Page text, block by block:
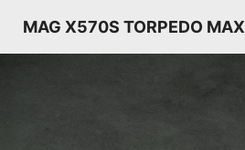
MAG X570S TORPEDO MAX